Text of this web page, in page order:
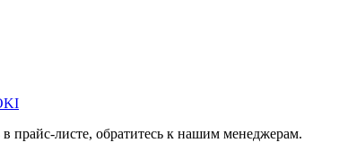
листе, обратитесь к нашим менеджерам.